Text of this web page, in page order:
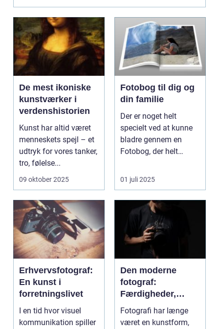
De mest ikoniske
kunstværker i
verdenshistorien
Kunst har altid været
menneskets spejl – et
udtryk for vores tanker,
tro, følelse...
09 oktober 2025
Fotobog til dig og
din familie
Der er noget helt
specielt ved at kunne
bladre gennem en
Fotobog, der helt
minde...
01 juli 2025
Erhvervsfotograf:
En kunst i
forretningslivet
I en tid hvor visuel
kommunikation spiller
Den moderne
fotograf:
Færdigheder,
teknik og
kreativitet
Fotografi har længe
været en kunstform,